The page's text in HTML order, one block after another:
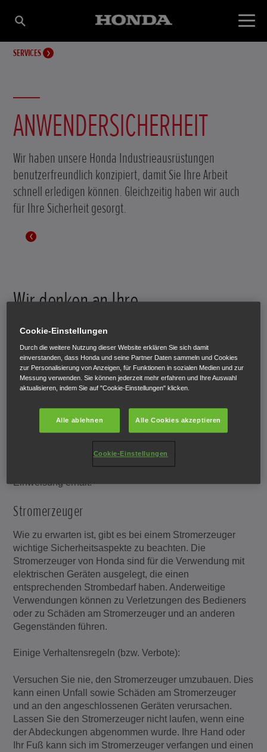
SERVICES
ANWENDERSICHERHEIT
Wir haben unsere Honda Industrieausrüstungen
benutzerfreundlich konzipiert, damit Sie Ihre Arbeit
schnell erledigen können. Gleichzeitig haben wir auch
für Ihre Sicherheit gesorgt.
Wir denken an Ihre
Sicherheit
Beachten Sie bitte alle Sicherheitsaspekte, für sich
selbst und für andere Personen. Es ist äußerst wichtig,
alle Regeln zu befolgen. Sie finden diese in der
Bevor Sie mit der Arbeit beginnen, lesen Sie das
Handbuch gründlich durch. Stellen Sie sicher, dass Sie
die für Ihre Maschine spezifischen Betriebsabläufe und
Hinweisschilder verstehen. Und vergewissern Sie sich,
dass jeder, der das Gerät bedient, eine ordnungsgemäße
Einweisung erhält.
Stromerzeuger
Wie zu erwarten ist, gibt es bei einem Stromerzeuger
wichtige Sicherheitsaspekte zu beachten. Die
Stromerzeuger von Honda sind für die Verwendung mit
elektrischen Geräten ausgelegt, die einen
entsprechenden Strombedarf haben. Anderweitige
Verwendungen können zu Verletzungen des Bedieners
oder zu Schäden am Stromerzeuger und an anderen
Gegenständen führen.
Einige Verhaltensregeln (bzw. Verbote):
Versuchen Sie nie, den Stromerzeuger umzubauen. Dies
kann einen Unfall sowie Schäden am Stromerzeuger
und an den angeschlossenen Geräten verursachen.
Lassen Sie den Stromerzeuger nicht laufen, wenn eine
der Abdeckungen abgenommen wurde. Ihre Hand oder
Ihr Fuß kann sich im Stromerzeuger verfangen und einen
Cookie-Einstellungen
Durch die weitere Nutzung dieser Website erklären Sie sich damit
einverstanden, dass Honda und seine Partner Daten sammeln und Cookies
zur Personalisierung von Anzeigen, für Funktionen in sozialen Medien und zur
Messung verwenden. Sie können jederzeit mehr erfahren und Ihre Auswahl
aktualisieren, indem Sie auf "Cookie-Einstellungen" klicken.
Alle ablehnen Alle Cookies akzeptieren
Cookie-Einstellungen